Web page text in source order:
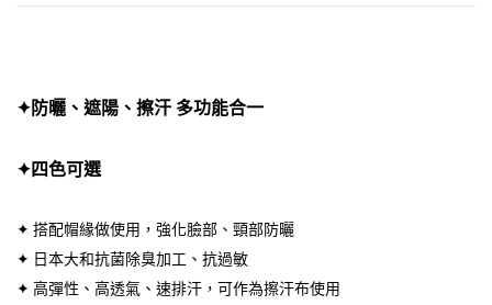
✦防曬、遮陽、擦汗 多功能合一
✦四色可選
✦ 搭配帽緣做使用，強化臉部、頸部防曬
✦ 日本大和抗菌除臭加工、抗過敏
✦ 高彈性、高透氣、速排汗，可作為擦汗布使用